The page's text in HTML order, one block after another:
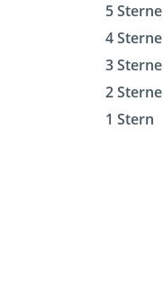
5 Sterne
4 Sterne
3 Sterne
2 Sterne
1 Stern